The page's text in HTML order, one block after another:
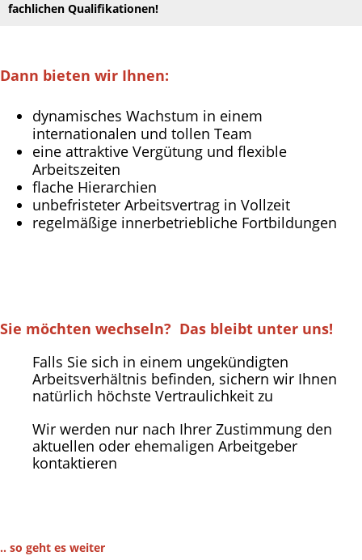
fachlichen Qualifikationen!
Dann bieten wir Ihnen:
dynamisches Wachstum in einem
internationalen und tollen Team
eine attraktive Vergütung und flexible
Arbeitszeiten
flache Hierarchien
unbefristeter Arbeitsvertrag in Vollzeit
regelmäßige innerbetriebliche Fortbildungen
Sie möchten wechseln? Das bleibt unter uns!
Falls Sie sich in einem ungekündigten
Arbeitsverhältnis befinden, sichern wir Ihnen
natürlich höchste Vertraulichkeit zu
Wir werden nur nach Ihrer Zustimmung den
aktuellen oder ehemaligen Arbeitgeber
kontaktieren
.. so geht es weiter